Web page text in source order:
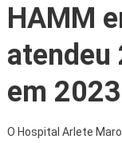
HAMM
atendeu
em 2023
O Hospital Arlete